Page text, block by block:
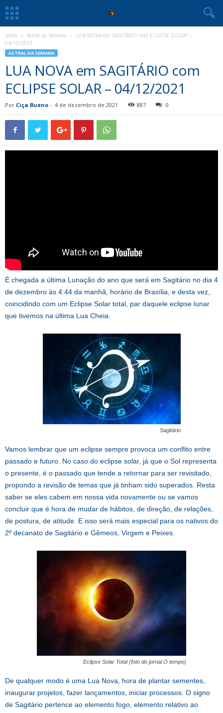
Início Astral da Semana
LUA NOVA em SAGITÁRIO com ECLIPSE SOLAR –
04/12/2021
ASTRAL DA SEMANA
LUA NOVA em SAGITÁRIO com
ECLIPSE SOLAR – 04/12/2021
Por Ciça Bueno - 4 de dezembro de 2021 887 0
É chegada a última Lunação do ano que será em Sagitário no dia 4
de dezembro às 4:44 da manhã, horário de Brasília, e desta vez,
coincidindo com um Eclipse Solar total, par daquele eclipse lunar
que tivemos na última Lua Cheia.
Sagitário
Vamos lembrar que um eclipse sempre provoca um conflito entre
passado e futuro. No caso do eclipse solar, já que o Sol representa
o presente, é o passado que tende a retornar para ser revisitado,
propondo a revisão de temas que já tinham sido superados. Resta
saber se eles cabem em nossa vida novamente ou se vamos
concluir que é hora de mudar de hábitos, de direção, de relações,
de postura, de atitude. E isso será mais especial para os nativos do
2º decanato de Sagitário e Gêmeos, Virgem e Peixes.
Eclipse Solar Total (foto do jornal O tempo)
De qualquer modo é uma Lua Nova, hora de plantar sementes,
inaugurar projetos, fazer lançamentos, iniciar processos. O signo
de Sagitário pertence ao elemento fogo, elemento relativo ao